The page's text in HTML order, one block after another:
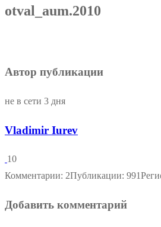
otval_aum.2010
Автор публикации
не в сети 3 дня
Vladimir Iurev
10
Комментарии: 2Публикации: 991
Добавить комментарий